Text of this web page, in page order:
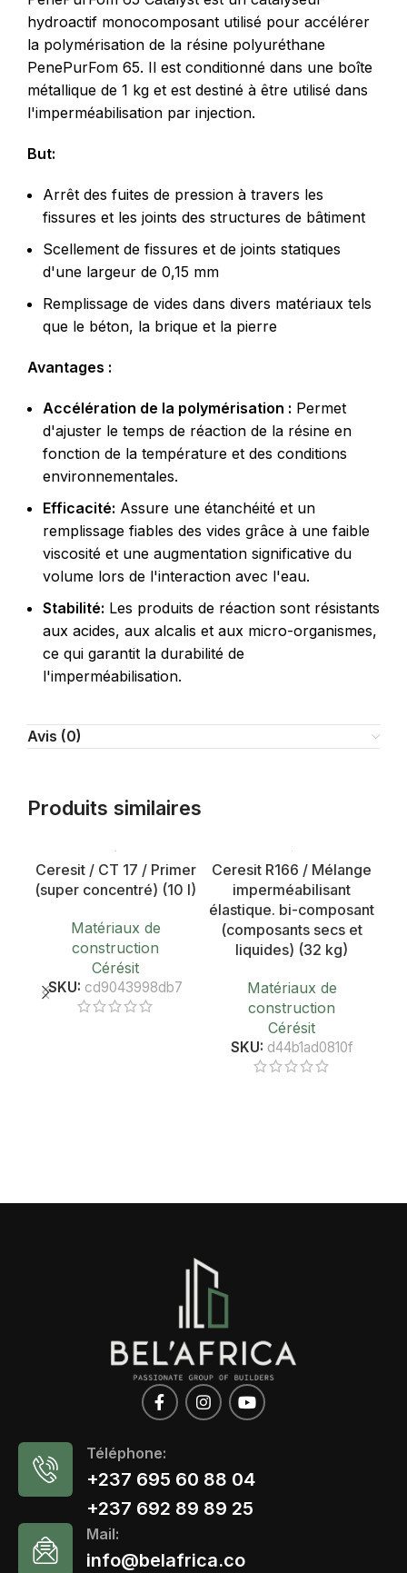
hydroactif monocomposant utilisé pour accélérer
la polymérisation de la résine polyuréthane
PenePurFom 65. Il est conditionné dans une boîte
métallique de 1 kg et est destiné à être utilisé dans
l'imperméabilisation par injection.
But:
Arrêt des fuites de pression à travers les
fissures et les joints des structures de bâtiment
Scellement de fissures et de joints statiques
d'une largeur de 0,15 mm
Remplissage de vides dans divers matériaux tels
que le béton, la brique et la pierre
Avantages :
Accélération de la polymérisation : Permet
d'ajuster le temps de réaction de la résine en
fonction de la température et des conditions
environnementales.
Efficacité: Assure une étanchéité et un
remplissage fiables des vides grâce à une faible
viscosité et une augmentation significative du
volume lors de l'interaction avec l'eau.
Stabilité: Les produits de réaction sont résistants
aux acides, aux alcalis et aux micro-organismes,
ce qui garantit la durabilité de
l'imperméabilisation.
Avis (0)
Produits similaires
Ceresit / CT 17 / Primer
(super concentré) (10 l)
Matériaux de
construction
Cérésit
SKU: cd9043998db7
Ceresit R166 / Mélange
imperméabilisant
élastique. bi-composant
(composants secs et
liquides) (32 kg)
Matériaux de
construction
Cérésit
SKU: d44b1ad0810f
Téléphone:
+237 695 60 88 04
+237 692 89 89 25
Mail:
info@belafrica.co